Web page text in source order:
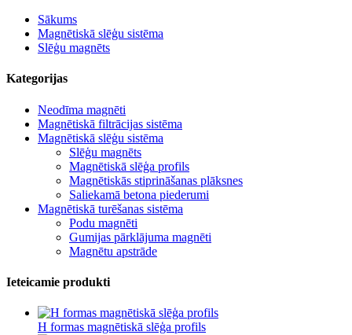
Sākums
Magnētiskā slēģu sistēma
Slēģu magnēts
Kategorijas
Neodīma magnēti
Magnētiskā filtrācijas sistēma
Magnētiskā slēģu sistēma
Slēģu magnēts
Magnētiskā slēģa profils
Magnētiskās stiprināšanas plāksnes
Saliekamā betona piederumi
Magnētiskā turēšanas sistēma
Podu magnēti
Gumijas pārklājuma magnēti
Magnētu apstrāde
Ieteicamie produkti
H formas magnētiskā slēģa profils